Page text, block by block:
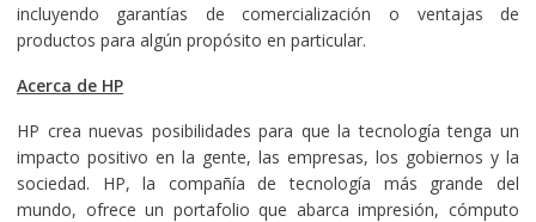
incluyendo garantías de comercialización o ventajas de
productos para algún propósito en particular.
Acerca de HP
HP crea nuevas posibilidades para que la tecnología tenga un
impacto positivo en la gente, las empresas, los gobiernos y la
sociedad. HP, la compañía de tecnología más grande del
mundo, ofrece un portafolio que abarca impresión, cómputo